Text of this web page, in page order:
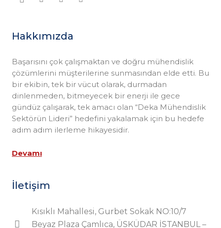
Hakkımızda
Başarısını çok çalışmaktan ve doğru mühendislik
çözümlerini müşterilerine sunmasından elde etti. Bu
bir ekibin, tek bir vücut olarak, durmadan
dinlenmeden, bitmeyecek bir enerji ile gece
gündüz çalışarak, tek amacı olan “Deka Mühendislik
Sektörün Lideri” hedefini yakalamak için bu hedefe
adım adım ilerleme hikayesidir.
Devamı
İletişim
Kısıklı Mahallesi, Gurbet Sokak NO:10/7
Beyaz Plaza Çamlıca, ÜSKÜDAR İSTANBUL –